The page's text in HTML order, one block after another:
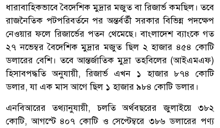
ধারাবাহিকভাবে বৈদেশিক মুদ্রার মজুত বা রিজার্ভ কমছিল। তবে
রাজনৈতিক পটপরিবর্তনে পর অন্তর্বর্তী সরকার বিভিন্ন পদক্ষেপ
নেওয়ার ফলে রিজার্ভের পতন থেমেছে। বাংলাদেশ ব্যাংকে গত
২৭ নভেম্বর বৈদেশিক মুদ্রার মজুত ছিল ২ হাজার ৪৫৪ কোটি
ডলারের বেশি। তবে আন্তর্জাতিক মুদ্রা তহবিলের (আইএমএফ)
হিসাবপদ্ধতি অনুযায়ী, রিজার্ভ এখন ১ হাজার ৮৭৪ কোটি
ডলার, যা এক মাস আগে ছিল ১ হাজার ৯৮৪ কোটি ডলার।
এনবিআরের তথ্যানুযায়ী, চলতি অর্থবছরের জুলাইয়ে ৩৮২
কোটি, আগস্টে ৪০৭ কোটি ও সেপ্টেম্বরে ৩৮৬ ডলারের পণ্য